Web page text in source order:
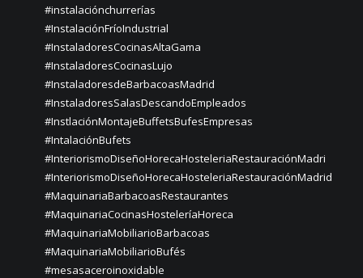
#instalaciónchurrerías
#InstalaciónFríoIndustrial
#InstaladoresCocinasAltaGama
#InstaladoresCocinasLujo
#InstaladoresdeBarbacoasMadrid
#InstaladoresSalasDescandoEmpleados
#InstlaciónMontajeBuffetsBufesEmpresas
#IntalaciónBufets
#InteriorismoDiseñoHorecaHosteleriaRestauraciónMadri
#InteriorismoDiseñoHorecaHosteleriaRestauraciónMadrid
#MaquinariaBarbacoasRestaurantes
#MaquinariaCocinasHosteleríaHoreca
#MaquinariaMobiliarioBarbacoas
#MaquinariaMobiliarioBufés
#mesasaceroinoxidable